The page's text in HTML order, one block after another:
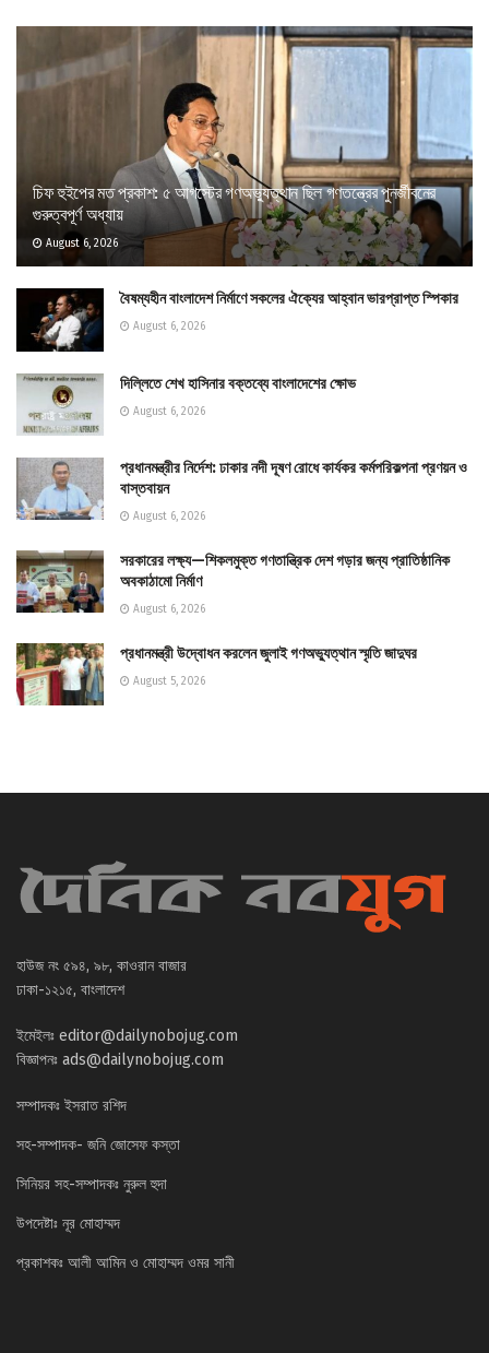
চিফ হুইপের মত প্রকাশ: ৫ আগস্টের গণঅভ্যুত্থান ছিল গণতন্ত্রের পুনর্জীবনের
গুরুত্বপূর্ণ অধ্যায়
August 6, 2026
বৈষম্যহীন বাংলাদেশ নির্মাণে সকলের ঐক্যের আহ্বান ভারপ্রাপ্ত স্পিকার
August 6, 2026
দিল্লিতে শেখ হাসিনার বক্তব্যে বাংলাদেশের ক্ষোভ
August 6, 2026
প্রধানমন্ত্রীর নির্দেশ: ঢাকার নদী দূষণ রোধে কার্যকর কর্মপরিকল্পনা প্রণয়ন ও
বাস্তবায়ন
August 6, 2026
সরকারের লক্ষ্য—শিকলমুক্ত গণতান্ত্রিক দেশ গড়ার জন্য প্রাতিষ্ঠানিক
অবকাঠামো নির্মাণ
August 6, 2026
প্রধানমন্ত্রী উদ্বোধন করলেন জুলাই গণঅভ্যুত্থান স্মৃতি জাদুঘর
August 5, 2026
হাউজ নং ৫৯৪, ৯৮, কাওরান বাজার
ঢাকা-১২১৫, বাংলাদেশ
ইমেইলঃ editor@dailynobojug.com
বিজ্ঞাপনঃ ads@dailynobojug.com
সম্পাদকঃ ইসরাত রশিদ
সহ-সম্পাদক- জনি জোসেফ কস্তা
সিনিয়র সহ-সম্পাদকঃ নুরুল হুদা
উপদেষ্টাঃ নূর মোহাম্মদ
প্রকাশকঃ আলী আমিন ও মোহাম্মদ ওমর সানী